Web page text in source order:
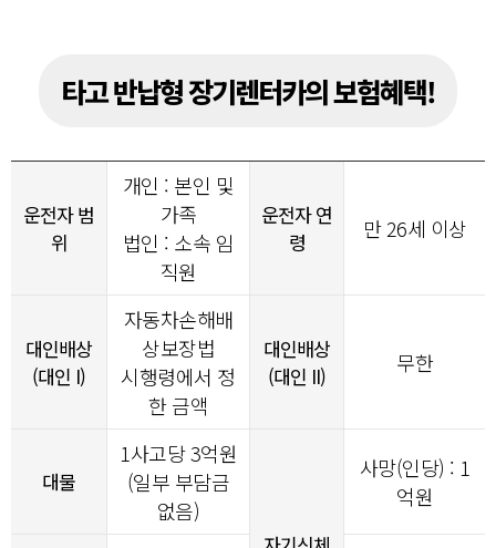
타고 반납형 장기렌터카의 보험혜택!
운전자 범
위
개인 : 본인 및
가족
법인 : 소속 임
직원
운전자 연
령
만 26세 이상
대인배상
(대인 I)
자동차손해배
상보장법
시행령에서 정
한 금액
대인배상
(대인 II)
무한
대물
1사고당3억원
(일부 부담금
없음)
사망(인당) : 1
억원